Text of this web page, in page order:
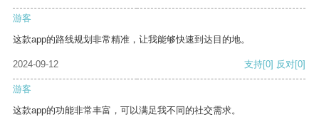
游客
这款app的路线规划非常精准，让我能够快速到达目的地。
2024-09-12 支持[0] 反对[0]
游客
这款app的功能非常丰富，可以满足我不同的社交需求。